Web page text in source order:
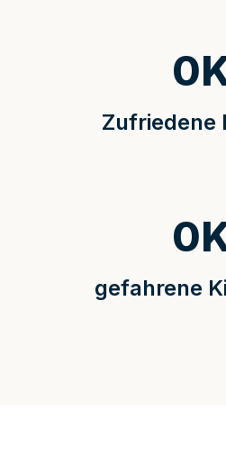
Zufriedene
0
gefahrene
0